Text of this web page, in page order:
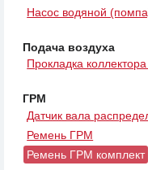
Насос водяной
Подача воздуха
Прокладка коллектора
ГРМ
Датчик вала
Ремень ГРМ
Ремень ГРМ комплект